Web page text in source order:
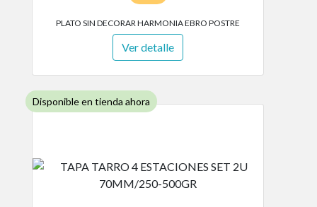
PLATO SIN DECORAR HARMONIA EBRO POSTRE
Ver detalle
Disponible en tienda ahora